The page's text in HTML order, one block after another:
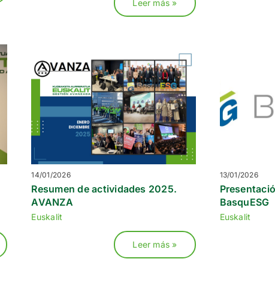
Leer más »
14/01/2026
Resumen de actividades 2025.
AVANZA
Euskalit
Leer más »
13/01/2026
BasquESG
Euskalit